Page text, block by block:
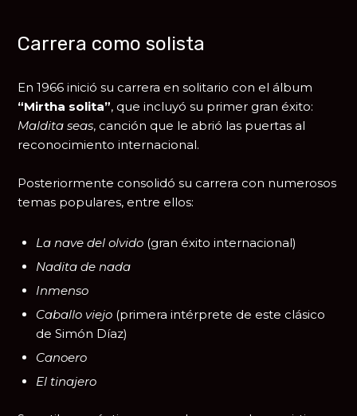
Carrera como solista
En 1966 inició su carrera en solitario con el álbum
“Mirtha solita”, que incluyó su primer gran éxito:
Maldita seas, canción que le abrió las puertas al
reconocimiento internacional.
Posteriormente consolidó su carrera con numerosos
temas populares, entre ellos:
La nave del olvido (gran éxito internacional)
Nadita de nada
Inmenso
Caballo viejo (primera intérprete de este clásico
deSimón Díaz)
Canoero
El tinajero